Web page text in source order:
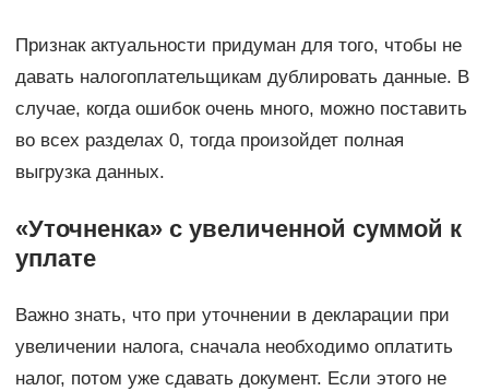
Признак актуальности придуман для того, чтобы не
давать налогоплательщикам дублировать данные. В
случае, когда ошибок очень много, можно поставить
во всех разделах 0, тогда произойдет полная
выгрузка данных.
«Уточненка» с увеличенной суммой к
уплате
Важно знать, что при уточнении в декларации при
увеличении налога, сначала необходимо оплатить
налог, потом уже сдавать документ. Если этого не